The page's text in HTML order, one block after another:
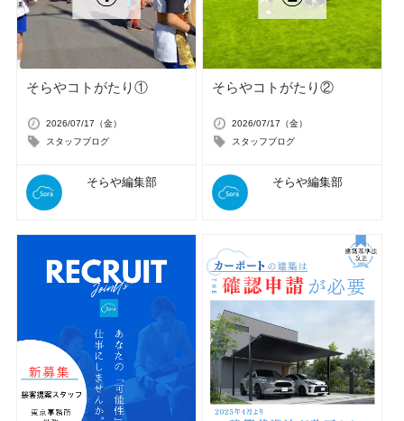
そらやコトがたり①
2026/07/17（金）
スタッフブログ
そらや編集部
そらやコトがたり②
2026/07/17（金）
スタッフブログ
そらや編集部